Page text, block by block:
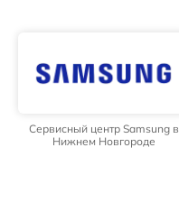
Сервисный центр Samsung в
Нижнем Новгороде